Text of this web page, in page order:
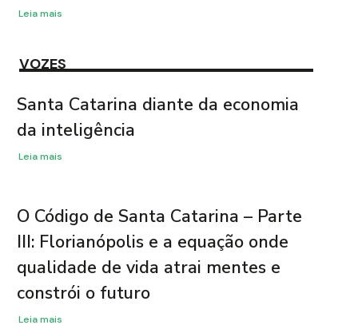
Leia mais
VOZES
Santa Catarina diante da economia
da inteligência
Leia mais
O Código de Santa Catarina – Parte
III: Florianópolis e a equação onde
qualidade de vida atrai mentes e
constrói o futuro
Leia mais